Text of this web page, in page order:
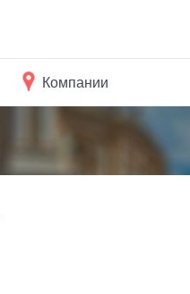
Компании